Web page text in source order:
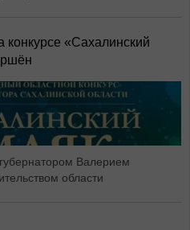
конкурсе «Сахалинский
Валерием
области